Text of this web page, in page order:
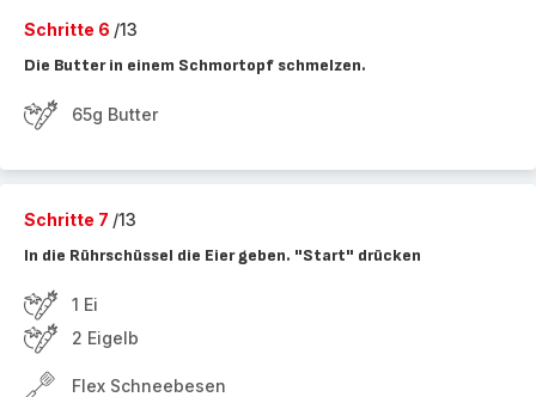
Schritte 6 /13
Die Butter in einem Schmortopf schmelzen.
65g Butter
Schritte 7 /13
In die Rührschüssel die Eier geben. "Start" drücken
1 Ei
2 Eigelb
Flex Schneebesen